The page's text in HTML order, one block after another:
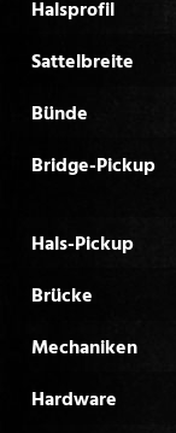
Halsprofil
Sattelbreite
Bünde
Bridge-Pickup
Hals-Pickup
Brücke
Mechaniken
Hardware